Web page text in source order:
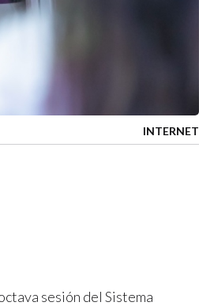
INTERNET
sesión del Sistema